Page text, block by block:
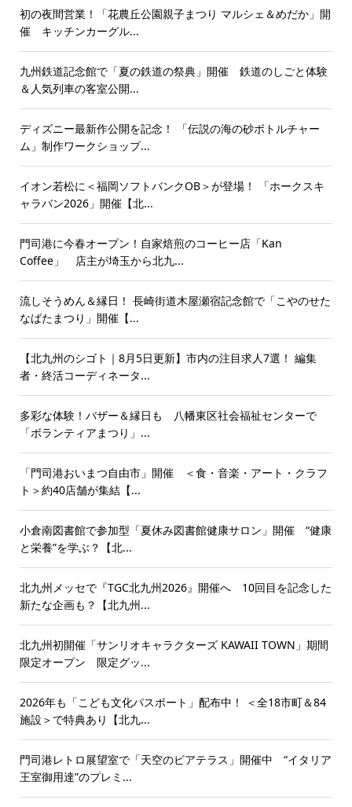
初の夜間営業！「花農丘公園親子まつり マルシェ＆めだか」開
催 キッチンカーグル...
九州鉄道記念館で「夏の鉄道の祭典」開催 鉄道のしごと体験
＆人気列車の客室公開...
ディズニー最新作公開を記念！ 「伝説の海の砂ボトルチャー
ム」制作ワークショップ...
イオン若松に＜福岡ソフトバンクOB＞が登場！ 「ホークスキ
ャラバン2026」開催【北...
門司港に今春オープン！自家焙煎のコーヒー店「Kan
Coffee」 店主が埼玉から北九...
流しそうめん＆縁日！ 長崎街道木屋瀬宿記念館で「こやのせた
なばたまつり」開催【...
【北九州のシゴト｜8月5日更新】市内の注目求人7選！ 編集
者・終活コーディネータ...
多彩な体験！バザー＆縁日も 八幡東区社会福祉センターで
「ボランティアまつり」...
「門司港おいまつ自由市」開催 ＜食・音楽・アート・クラフ
ト＞約40店舗が集結【...
小倉南図書館で参加型「夏休み図書館健康サロン」開催 “健康
と栄養”を学ぶ？【北...
北九州メッセで『TGC北九州2026』開催へ 10回目を記念した
新たな企画も？【北九州...
北九州初開催「サンリオキャラクターズ KAWAII TOWN」期間
限定オープン 限定グッ...
2026年も「こども文化パスポート」配布中！ ＜全18市町＆84
施設＞で特典あり【北九...
門司港レトロ展望室で「天空のビアテラス」開催中 “イタリア
王室御用達”のプレミ...